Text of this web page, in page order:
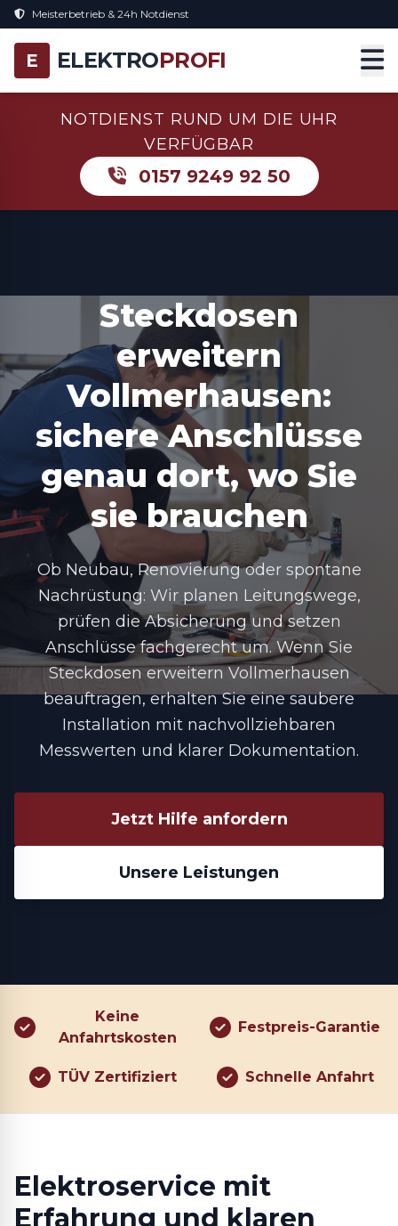
Meisterbetrieb & 24h Notdienst
E ELEKTROPROFI
NOTDIENST RUND UM DIE UHR
VERFÜGBAR
0157 9249 92 50
Steckdosen
erweitern
Vollmerhausen:
sichere Anschlüsse
genau dort, wo Sie
sie brauchen
Ob Neubau, Renovierung oder spontane
Nachrüstung: Wir planen Leitungswege,
prüfen die Absicherung und setzen
Anschlüsse fachgerecht um. Wenn Sie
Steckdosen erweitern Vollmerhausen
beauftragen, erhalten Sie eine saubere
Installation mit nachvollziehbaren
Messwerten und klarer Dokumentation.
Jetzt Hilfe anfordern
Unsere Leistungen
Keine
Anfahrtskosten
Festpreis-Garantie
TÜV Zertifiziert Schnelle Anfahrt
Elektroservice mit
Erfahrung und klaren